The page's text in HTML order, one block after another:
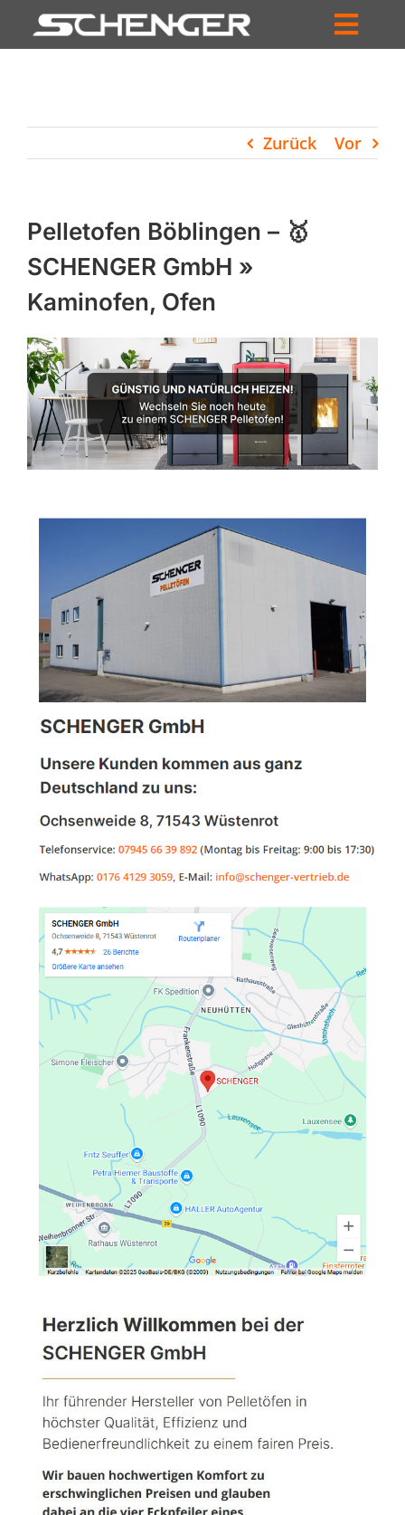
Inhalt
HÄNDLERSUCHE
UNTERNEHMEN
PROFIL
WARENKORB
PRODUCTS
SEARCH
Zurück Vor
Pelletofen Böblingen – 🥇
SCHENGER GmbH »
Kaminofen, Ofen